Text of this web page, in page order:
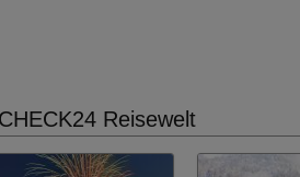
Reisewelt